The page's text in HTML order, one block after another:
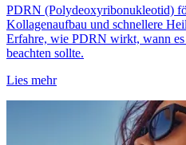
PDRN (Polydeoxyribonukleotid)
Kollagenaufbau und schnellere
Erfahre, wie PDRN wirkt, wann
beachten sollte.
Lies mehr